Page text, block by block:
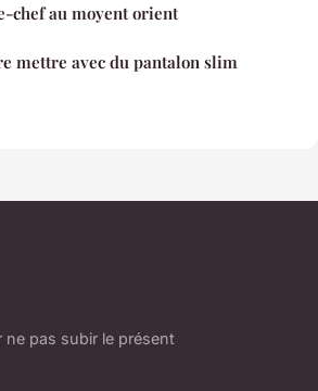
chef au moyent orient
mettre avec du pantalon slim
ne pas subir le présent